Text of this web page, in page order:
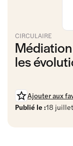
CIRCULAIRE
les
Ajouter aux
Publié le :18